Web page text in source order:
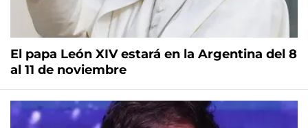
El papa León XIV estará en la Argentina del 8
al 11 de noviembre